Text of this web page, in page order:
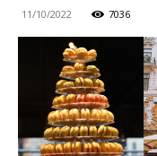
11/10/2022 7036